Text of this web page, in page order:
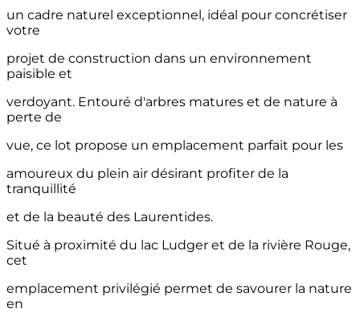
un cadre naturel exceptionnel, idéal pour concrétiser
votre
projet de construction dans un environnement
paisible et
verdoyant. Entouré d'arbres matures et de nature à
perte de
vue, ce lot propose un emplacement parfait pour les
amoureux du plein air désirant profiter de la
tranquillité
et de la beauté des Laurentides.
Situé à proximité du lac Ludger et de la rivière Rouge,
cet
emplacement privilégié permet de savourer la nature
en